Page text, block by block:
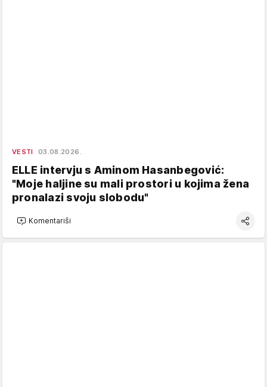
VESTI 03.08.2026.
ELLE intervju s Aminom Hasanbegović:
"Moje haljine su mali prostori u kojima žena
pronalazi svoju slobodu"
Komentariši